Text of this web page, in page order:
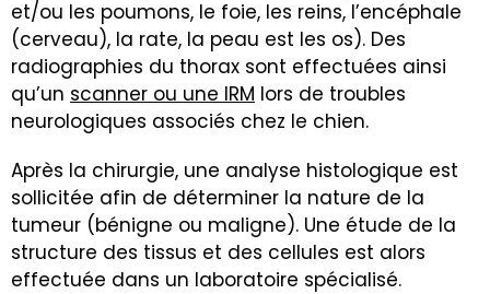
et/ou les poumons, le foie, les reins, l’encéphale
(cerveau), la rate, la peau est les os). Des
radiographies du thorax sont effectuées ainsi
qu’un scanner ou une IRM lors de troubles
neurologiques associés chez le chien.
Après la chirurgie, une analyse histologique est
sollicitée afin de déterminer la nature de la
tumeur (bénigne ou maligne). Une étude de la
structure des tissus et des cellules est alors
effectuée dans un laboratoire spécialisé.